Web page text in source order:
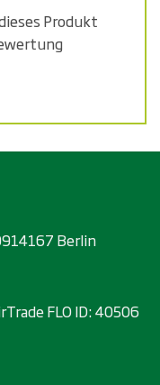
Produkt
Berlin
FLO ID:40506